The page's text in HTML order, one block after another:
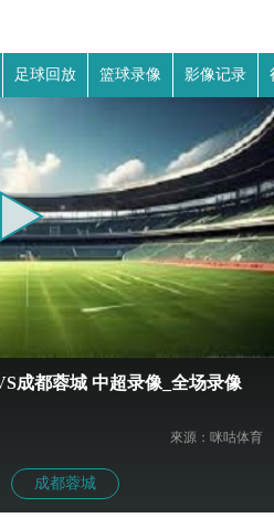
足球回放 篮球录像 影像记录
成都蓉城 中超录像_全场录像
來源：咪咕体育
成都蓉城